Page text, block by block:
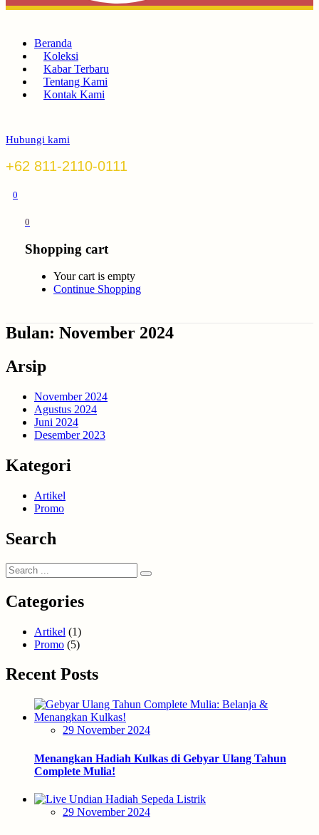
Beranda
Koleksi
Kabar Terbaru
Tentang Kami
Kontak Kami
Hubungi kami
+62 811-2110-0111
0
0
Shopping cart
Your cart is empty
Continue Shopping
Bulan: November 2024
Arsip
November 2024
Agustus 2024
Juni 2024
Desember 2023
Kategori
Artikel
Promo
Search
Categories
Artikel (1)
Promo (5)
Recent Posts
Posted
29 November 2024
Menangkan Hadiah Kulkas di Gebyar Ulang Tahun
Complete Mulia!
Posted
29 November 2024